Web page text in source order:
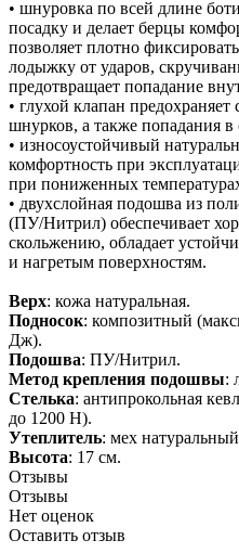
• шнуровка по всей длине
посадку и делает берцы
позволяет плотно
лодыжку от ударов,
предотвращает попадание
• глухой клапан предохраняет
шнурков, а также попадания в
• износоустойчивый
комфортность при
при пониженных
• двухслойная подошва из
(ПУ/Нитрил) обеспечивает
скольжению, обладает
и нагретым поверхностям.
Верх: кожа натуральная.
Подносок: композитный
Дж).
Подошва: ПУ/Нитрил.
Метод крепления подошвы:
Стелька: антипрокольная
до 1200 Н).
Утеплитель: мех
Высота: 17 см.
Отзывы
Отзывы
Нет оценок
Оставить отзыв